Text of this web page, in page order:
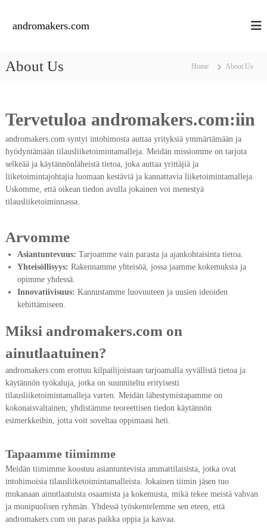
andromakers.com
About Us Home About Us
Tervetuloa andromakers.com:iin
andromakers.com syntyi intohimosta auttaa yrityksiä ymmärtämään ja
hyödyntämään tilausliiketoimintamalleja. Meidän missiomme on tarjota
selkeää ja käytännönläheistä tietoa, joka auttaa yrittäjiä ja
liiketoimintajohtajia luomaan kestäviä ja kannattavia liiketoimintamalleja.
Uskomme, että oikean tiedon avulla jokainen voi menestyä
tilausliiketoiminnassa.
Arvomme
Asiantuntevuus: Tarjoamme vain parasta ja ajankohtaisinta tietoa.
Yhteisöllisyys: Rakennamme yhteisöä, jossa jaamme kokemuksia ja
opimme yhdessä.
Innovatiivisuus: Kannustamme luovuuteen ja uusien ideoiden
kehittämiseen.
Miksi andromakers.com on
ainutlaatuinen?
andromakers.com erottuu kilpailijoistaan tarjoamalla syvällistä tietoa ja
käytännön työkaluja, jotka on suunniteltu erityisesti
tilausliiketoimintamalleja varten. Meidän lähestymistapamme on
kokonaisvaltainen; yhdistämme teoreettisen tiedon käytännön
esimerkkeihin, jotta voit soveltaa oppimaasi heti.
Tapaamme tiimimme
Meidän tiimimme koostuu asiantuntevista ammattilaisista, jotka ovat
intohimoisia tilausliiketoimintamalleista. Jokainen tiimin jäsen tuo
mukanaan ainutlaatuista osaamista ja kokemusta, mikä tekee meistä vahvan
ja monipuolisen ryhmän. Yhdessä työskentelemme sen eteen, että
andromakers.com on paras paikka oppia ja kasvaa.